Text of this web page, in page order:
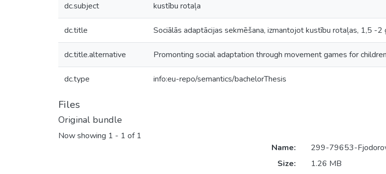
dc.subject kustību rotaļa
dc.title Sociālās adaptācijas sekmēšana, izmantojot kustību rotaļas, 1,5 -
dc.title.alternative Promonting social adaptation through movement games for
dc.type info:eu-repo/semantics/bachelorThesis
Files
Original bundle
Now showing 1 - 1 of 1
Name:
299-79653-
Size:
1.26 MB